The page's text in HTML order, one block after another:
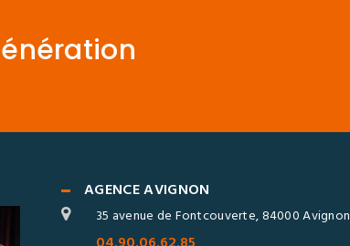
AGENCE AVIGNON
35 avenue de Fontcouverte, 84000 Avignon